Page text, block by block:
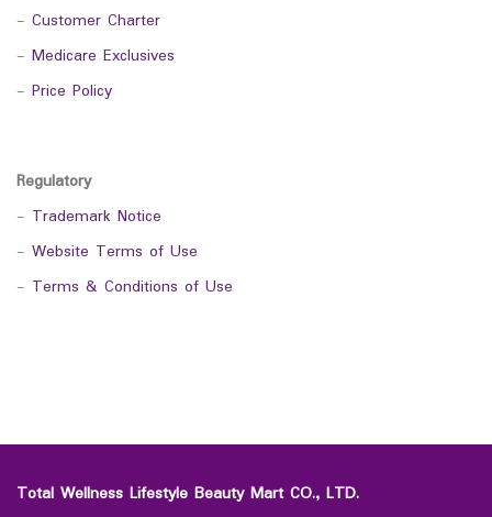
- Customer Charter
- Medicare Exclusives
- Price Policy
Regulatory
- Trademark Notice
- Website Terms of Use
- Terms & Conditions of Use
Total Wellness Lifestyle Beauty Mart CO., LTD.